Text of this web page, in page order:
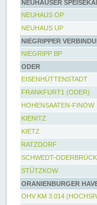
NEUHAUSER
NEUHAUS OP
NEUHAUS UP
NIEGRIPPER
NIEGRIPP BP
ODER
EISENHÜTTENSTADT
FRANKFURT1 (ODER)
HOHENSAATEN-FINOW
KIENITZ
KIETZ
RATZDORF
SCHWEDT-
STÜTZKOW
ORANIENBURGER
OHV KM 3.014